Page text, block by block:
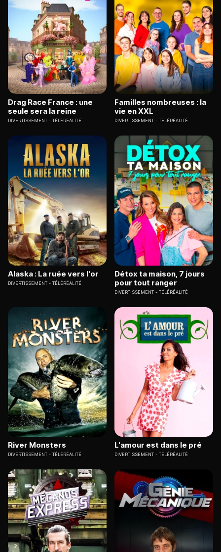
Drag Race France : une
seule sera la reine
DIVERTISSEMENT TÉLÉRÉALITÉ
Familles nombreuses : la
vie en XXL
DIVERTISSEMENT TÉLÉRÉALITÉ
Alaska : La ruée vers l'or
DIVERTISSEMENT TÉLÉRÉALITÉ
Détox ta maison, 7 jours
pour tout ranger
DIVERTISSEMENT TÉLÉRÉALITÉ
River Monsters
DIVERTISSEMENT TÉLÉRÉALITÉ
L'amour est dans le pré
DIVERTISSEMENT TÉLÉRÉALITÉ